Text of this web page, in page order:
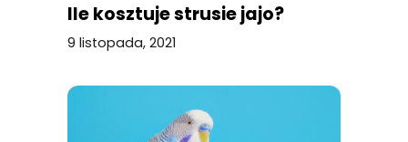
Ile kosztuje strusie jajo?
9 listopada, 2021